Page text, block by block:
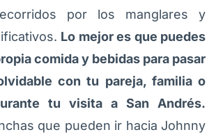
por los manglares y
Lo mejor es que puedes
comida y bebidas para pasar
con tu pareja, familia o
tu visita a San Andrés.
que pueden ir hacia Johnny